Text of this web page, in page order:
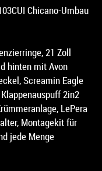
Chicano-Umbau
21 Zoll
hinten mit Avon
Screamin Eagle
2in2
LePera
Montagekit für
jede Menge